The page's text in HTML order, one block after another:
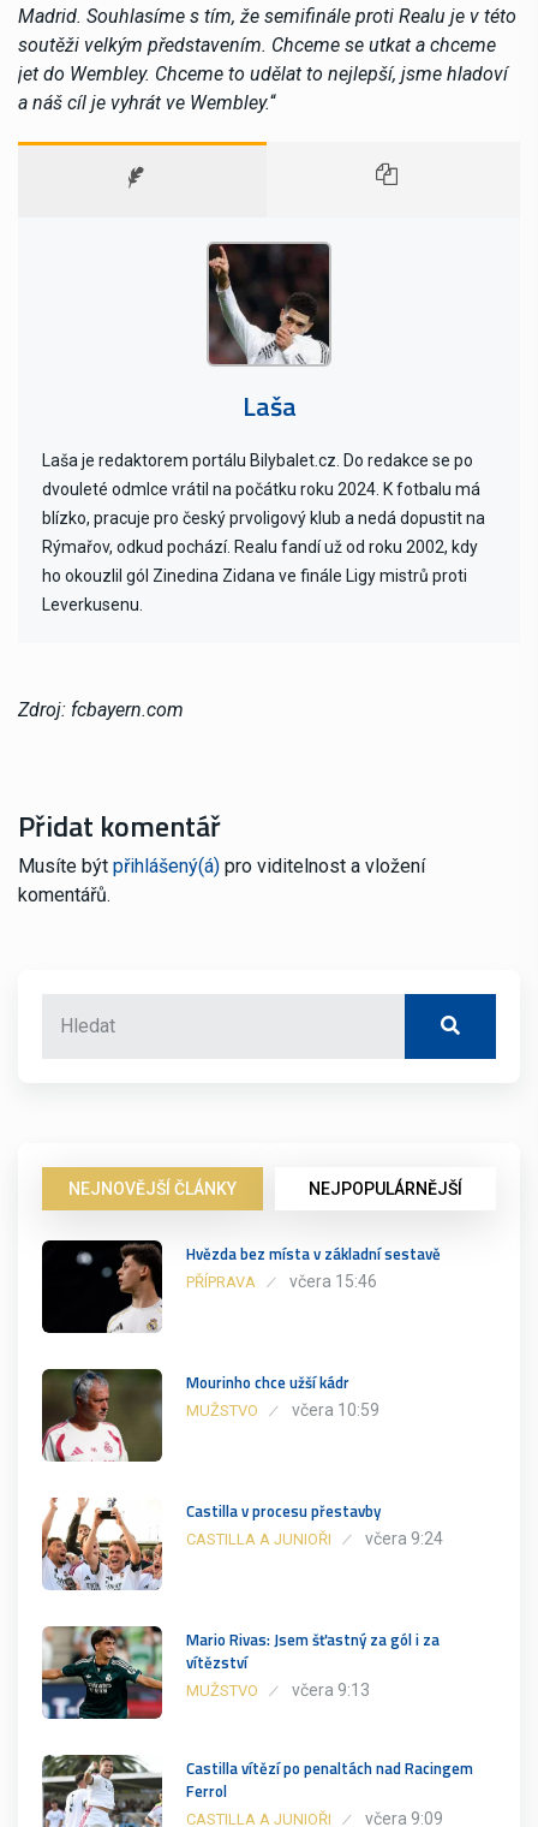
Madrid. Souhlasíme s tím, že semifinále proti Realu je v této
soutěži velkým představením. Chceme se utkat a chceme
jet do Wembley. Chceme to udělat to nejlepší, jsme hladoví
a náš cíl je vyhrát ve Wembley.“
Laša
Laša je redaktorem portálu Bilybalet.cz. Do redakce se po
dvouleté odmlce vrátil na počátku roku 2024. K fotbalu má
blízko, pracuje pro český prvoligový klub a nedá dopustit na
Rýmařov, odkud pochází. Realu fandí už od roku 2002, kdy
ho okouzlil gól Zinedina Zidana ve finále Ligy mistrů proti
Leverkusenu.
Zdroj: fcbayern.com
Přidat komentář
Musíte být přihlášený(á) pro viditelnost a vložení
komentářů.
NEJNOVĚJŠÍ ČLÁNKY NEJPOPULÁRNĚJŠÍ
Hvězda bez místa v základní sestavě
PŘÍPRAVA včera 15:46
Mourinho chce užší kádr
MUŽSTVO včera 10:59
Castilla v procesu přestavby
CASTILLA A JUNIOŘI včera 9:24
Mario Rivas: Jsem šťastný za gól i za
vítězství
MUŽSTVO včera 9:13
Castilla vítězí po penaltách nad Racingem
Ferrol
CASTILLA A JUNIOŘI včera 9:09